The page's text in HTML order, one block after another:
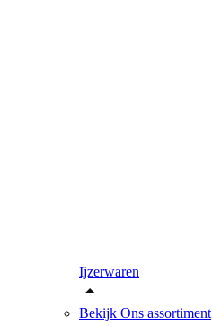
Ijzerwaren
Bekijk Ons assortiment